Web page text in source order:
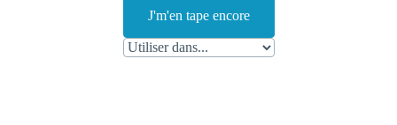
J'm'en tape encore